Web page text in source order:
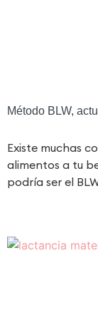
Método BLW,
Existe muchas
alimentos a tu
podría ser el